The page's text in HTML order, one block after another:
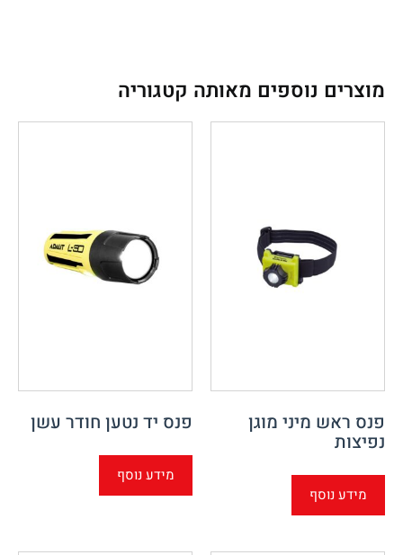
מוצרים נוספים מאותה קטגוריה
פנס ראש מיני מוגן
נפיצות
מידע נוסף
פנס יד נטען חודר עשן
מידע נוסף